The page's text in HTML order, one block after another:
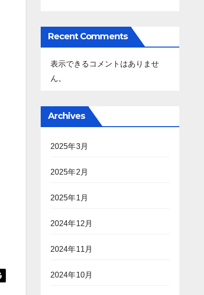
Recent Comments
表示できるコメントはありませ
ん。
Archives
2025年3月
2025年2月
2025年1月
2024年12月
2024年11月
2024年10月